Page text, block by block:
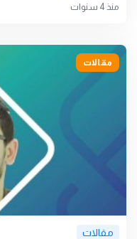
منذ 4 سنوات
مقالات
مقالات